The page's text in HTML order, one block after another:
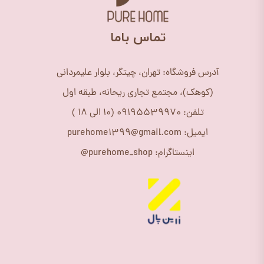
​تماس باما
آدرس فروشگاه: تهران، چیتگر، بلوار علیمردانی
(کوهک)، مجتمع تجاری ریحانه، طبقه اول
تلفن: 09195539970 (10 الی 18 )
ایمیل: purehome1399@gmail.com
اینستاگرام: purehome_shop@